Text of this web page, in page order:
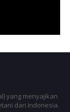
yang menyajikan
dari Indonesia.